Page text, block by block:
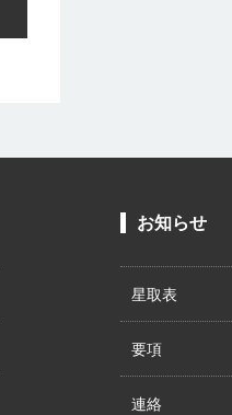
お知らせ
星取表
要項
連絡